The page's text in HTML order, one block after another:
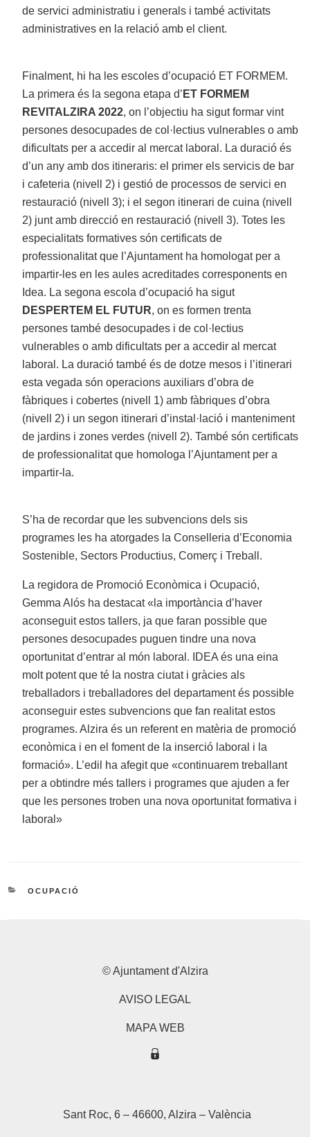
de servici administratiu i generals i també activitats
administratives en la relació amb el client.
Finalment, hi ha les escoles d’ocupació ET FORMEM.
La primera és la segona etapa d’ ET FORMEM
REVITALZIRA 2022, on l’objectiu ha sigut formar vint
persones desocupades de col·lectius vulnerables o amb
dificultats per a accedir al mercat laboral. La duració és
d’un any amb dos itineraris: el primer els servicis de bar
i cafeteria (nivell 2) i gestió de processos de servici en
restauració (nivell 3); i el segon itinerari de cuina (nivell
2) junt amb direcció en restauració (nivell 3). Totes les
especialitats formatives són certificats de
professionalitat que l’Ajuntament ha homologat per a
impartir-les en les aules acreditades corresponents en
Idea. La segona escola d’ocupació ha sigut
DESPERTEM EL FUTUR, on es formen trenta
persones també desocupades i de col·lectius
vulnerables o amb dificultats per a accedir al mercat
laboral. La duració també és de dotze mesos i l’itinerari
esta vegada són operacions auxiliars d’obra de
fàbriques i cobertes (nivell 1) amb fàbriques d’obra
(nivell 2) i un segon itinerari d’instal·lació i manteniment
de jardins i zones verdes (nivell 2). També són certificats
de professionalitat que homologa l’Ajuntament per a
impartir-la.
S’ha de recordar que les subvencions dels sis
programes les ha atorgades la Conselleria d’Economia
Sostenible, Sectors Productius, Comerç i Treball.
La regidora de Promoció Econòmica i Ocupació,
Gemma Alós ha destacat «la importància d’haver
aconseguit estos tallers, ja que faran possible que
persones desocupades puguen tindre una nova
oportunitat d’entrar al món laboral. IDEA és una eina
molt potent que té la nostra ciutat i gràcies als
treballadors i treballadores del departament és possible
aconseguir estes subvencions que fan realitat estos
programes. Alzira és un referent en matèria de promoció
econòmica i en el foment de la inserció laboral i la
formació». L’edil ha afegit que «continuarem treballant
per a obtindre més tallers i programes que ajuden a fer
que les persones troben una nova oportunitat formativa i
laboral»
CATEGORIES
OCUPACIÓ
© Ajuntament d'Alzira
AVISO LEGAL
MAPA WEB
Sant Roc, 6 – 46600, Alzira – València